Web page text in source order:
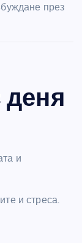
през
деня
и
и стреса.